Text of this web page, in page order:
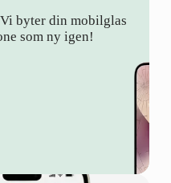
byter din mobilglas
som ny igen!